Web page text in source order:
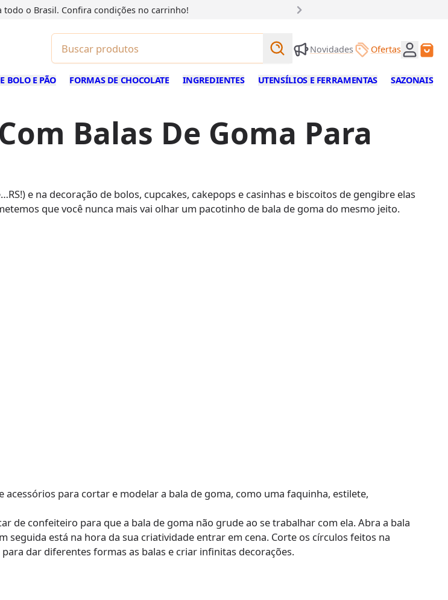
o Brasil. Confira condições no carrinho!
Buscar produtos
Buscar
Novidades Ofertas
BOLO E PÃO FORMAS DE CHOCOLATE INGREDIENTES UTENSÍLIOS E FERRAMENTAS SAZONAIS
Balas De Goma Para
e na decoração de bolos, cupcakes, cakepops e casinhas e biscoitos de gengibre elas
que você nunca mais vai olhar um pacotinho de bala de goma do mesmo jeito.
acessórios para cortar e modelar a bala de goma, como uma faquinha, estilete,
de confeiteiro para que a bala de goma não grude ao se trabalhar com ela. Abra a bala
seguida está na hora da sua criatividade entrar em cena. Corte os círculos feitos na
dar diferentes formas as balas e criar infinitas decorações.